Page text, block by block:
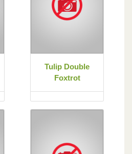
Tulip Double
Foxtrot